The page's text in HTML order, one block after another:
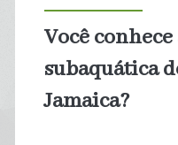
Você
subaquática
Jamaica?